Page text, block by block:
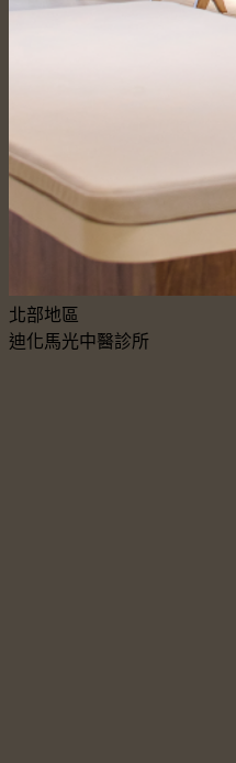
北部地區
迪化馬光中醫診所